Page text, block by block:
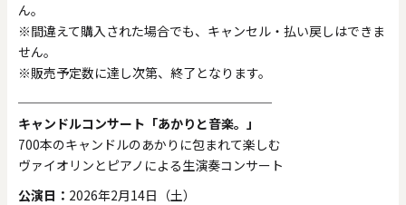
ん。
※間違えて購入された場合でも、キャンセル・払い戻しはできま
せん。
※販売予定数に達し次第、終了となります。
────────────────────
キャンドルコンサート「あかりと音楽。」
700本のキャンドルのあかりに包まれて楽しむ
ヴァイオリンとピアノによる生演奏コンサート
公演日： 2026年2月14日（土）